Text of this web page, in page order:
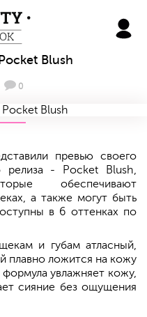
Blush
0
превью своего
релиза - Pocket Blush,
обеспечивают
а также могут быть
в 6 оттенках по
и губам атласный,
плавно ложится на кожу
увлажняет кожу,
сияние без ощущения